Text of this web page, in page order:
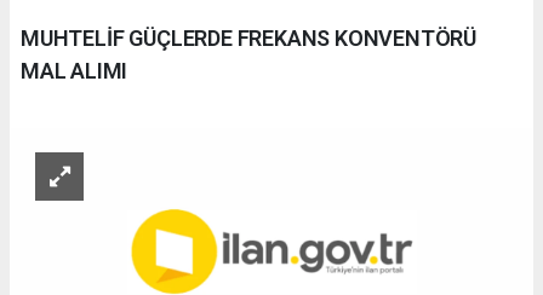
MUHTELİF GÜÇLERDE FREKANS KONVENTÖRÜ
MAL ALIMI